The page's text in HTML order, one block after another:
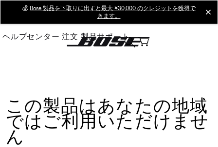
Main
💰 Bose 製品を下取りに出すと最大 ¥30,000 のクレジットを獲得で
きます。
ヘルプセンター 注文 製品サポート
この製品はあなたの地域
ではご利用いただけませ
ん